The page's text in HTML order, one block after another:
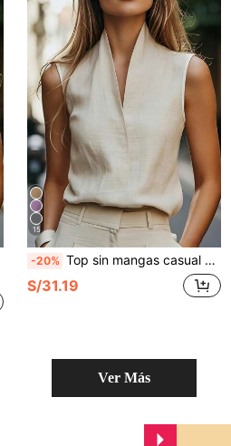
15
-20% Top sin mangas casual de estilo europeo para el verano
S/31.19
Ver Más